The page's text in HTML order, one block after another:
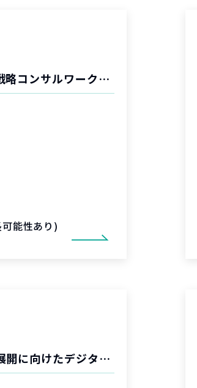
プラットフォームビジネスにおける、戦略コンサルワーク支援
能性あり)
海外スタートアップにおける事業国内展開に向けたデジタルマーケティング支援